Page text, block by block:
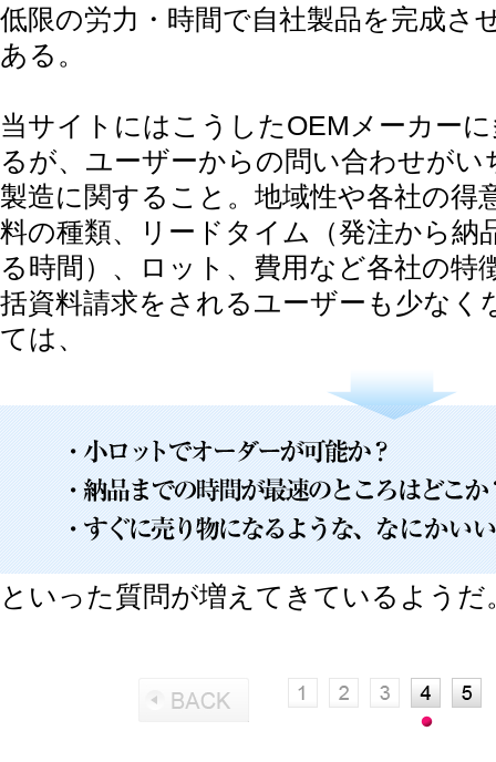
低限の労力・時間で自社製品を完成さ
ある。
当サイトにはこうしたOEMメーカー
るが、ユーザーからの問い合わせが
製造に関すること。地域性や各社の得
料の種類、リードタイム（発注から納
る時間）、ロット、費用など各社の特
括資料請求をされるユーザーも少なく
ては、
といった質問が増えてきているようだ